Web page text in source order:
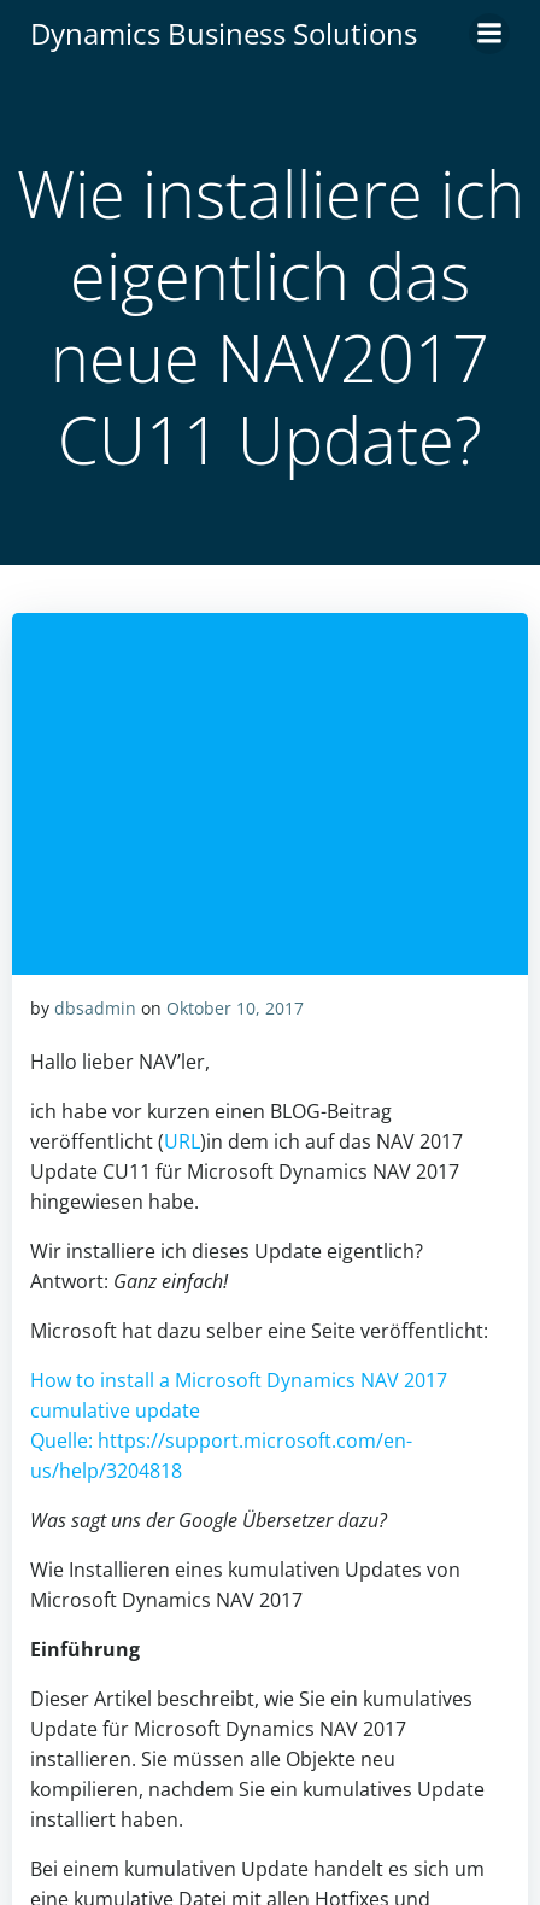
Inhalt
Dynamics Business Solutions
Wie installiere ich
eigentlich das
neue NAV2017
CU11 Update?
by dbsadmin on Oktober 10, 2017
Hallo lieber NAV’ler,
ich habe vor kurzen einen BLOG-Beitrag
veröffentlicht (URL)in dem ich auf das NAV 2017
Update CU11 für Microsoft Dynamics NAV 2017
hingewiesen habe.
Wir installiere ich dieses Update eigentlich?
Antwort: Ganz einfach!
Microsoft hat dazu selber eine Seite veröffentlicht:
How to install a Microsoft Dynamics NAV 2017
cumulative update
Quelle: https://support.microsoft.com/en-
us/help/3204818
Was sagt uns der Google Übersetzer dazu?
Wie Installieren eines kumulativen Updates von
Microsoft Dynamics NAV 2017
Einführung
Dieser Artikel beschreibt, wie Sie ein kumulatives
Update für Microsoft Dynamics NAV 2017
installieren. Sie müssen alle Objekte neu
kompilieren, nachdem Sie ein kumulatives Update
installiert haben.
Bei einem kumulativen Update handelt es sich um
eine kumulative Datei mit allen Hotfixes und